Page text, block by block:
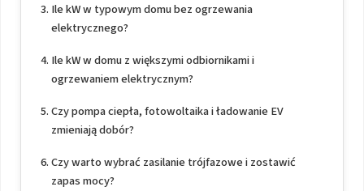
Ile kW w typowym domu bez ogrzewania
elektrycznego?
Ile kW w domu z większymi odbiornikami i
ogrzewaniem elektrycznym?
Czy pompa ciepła, fotowoltaika i ładowanie EV
zmieniają dobór?
Czy warto wybrać zasilanie trójfazowe i zostawić
zapas mocy?